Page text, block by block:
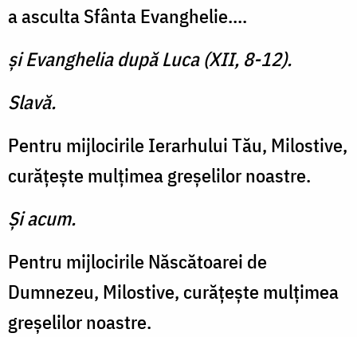
a asculta Sfânta Evanghelie....
şi Evanghelia după Luca (XII, 8-12).
Slavă.
Pentru mijlocirile Ierarhului Tău, Milostive,
curăţeşte mulţimea greşelilor noastre.
Şi acum.
Pentru mijlocirile Născătoarei de
Dumnezeu, Milostive, curăţeşte mulţimea
greşelilor noastre.